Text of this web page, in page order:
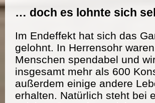
… doch es lohnte sich
Im Endeffekt hat sich das
gelohnt. In Herrensohr
Menschen spendabel und
insgesamt mehr als 600
außerdem einige andere
erhalten. Natürlich steht bei